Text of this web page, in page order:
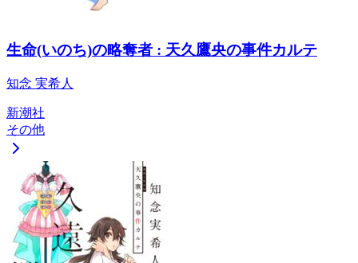
生命(いのち)の略奪者 : 天久鷹央の事件カルテ
知念 実希人
新潮社
その他